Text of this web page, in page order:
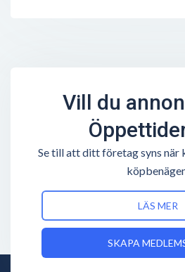
Vill du
Se till att ditt företag syns när
LÄS MER
SKAPA